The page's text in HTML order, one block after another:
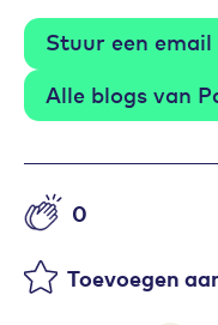
Stuur een email
Alle blogs van
Aantal likes
0
Toevoegen